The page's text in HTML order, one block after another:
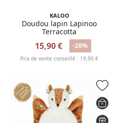
KALOO
Doudou lapin Lapinoo
Terracotta
15,90 € -20%
Prix de vente conseillé : 19,90 €